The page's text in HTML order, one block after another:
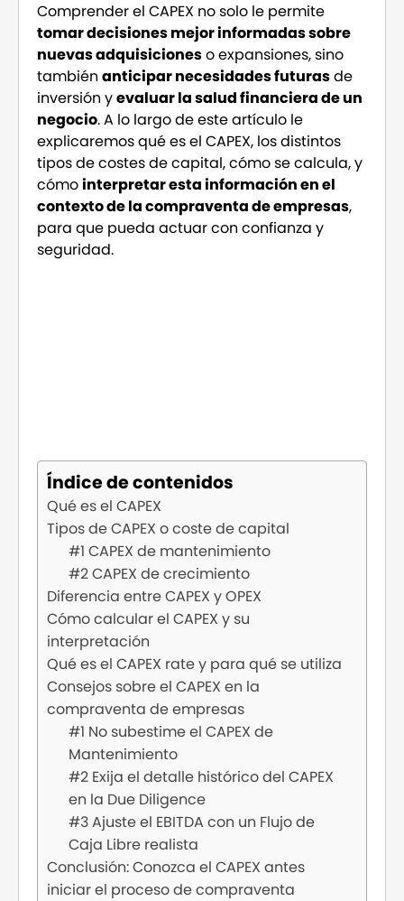
Comprender el CAPEX no solo le permite
tomar decisiones mejor informadas sobre
nuevas adquisicioneso expansiones, sino
tambiénanticipar necesidades futurasde
inversión yevaluar la salud financiera de un
negocio. A lo largo de este artículo le
explicaremos qué es el CAPEX, los distintos
tipos de costes de capital, cómo se calcula, y
cómointerpretar esta información en el
contexto de la compraventa de empresas,
para que pueda actuar con confianza y
seguridad.
Índice de contenidos
Qué es el CAPEX
Tipos de CAPEX o coste de capital
#1 CAPEX de mantenimiento
#2 CAPEX de crecimiento
Diferencia entre CAPEX y OPEX
Cómo calcular el CAPEX y su
interpretación
Qué es el CAPEX rate y para qué se utiliza
Consejos sobre el CAPEX en la
compraventa de empresas
#1 No subestime el CAPEX de
Mantenimiento
#2 Exija el detalle histórico del CAPEX
en la Due Diligence
#3 Ajuste el EBITDA con un Flujo de
Caja Libre realista
Conclusión: Conozca el CAPEX antes
iniciar el proceso de compraventa